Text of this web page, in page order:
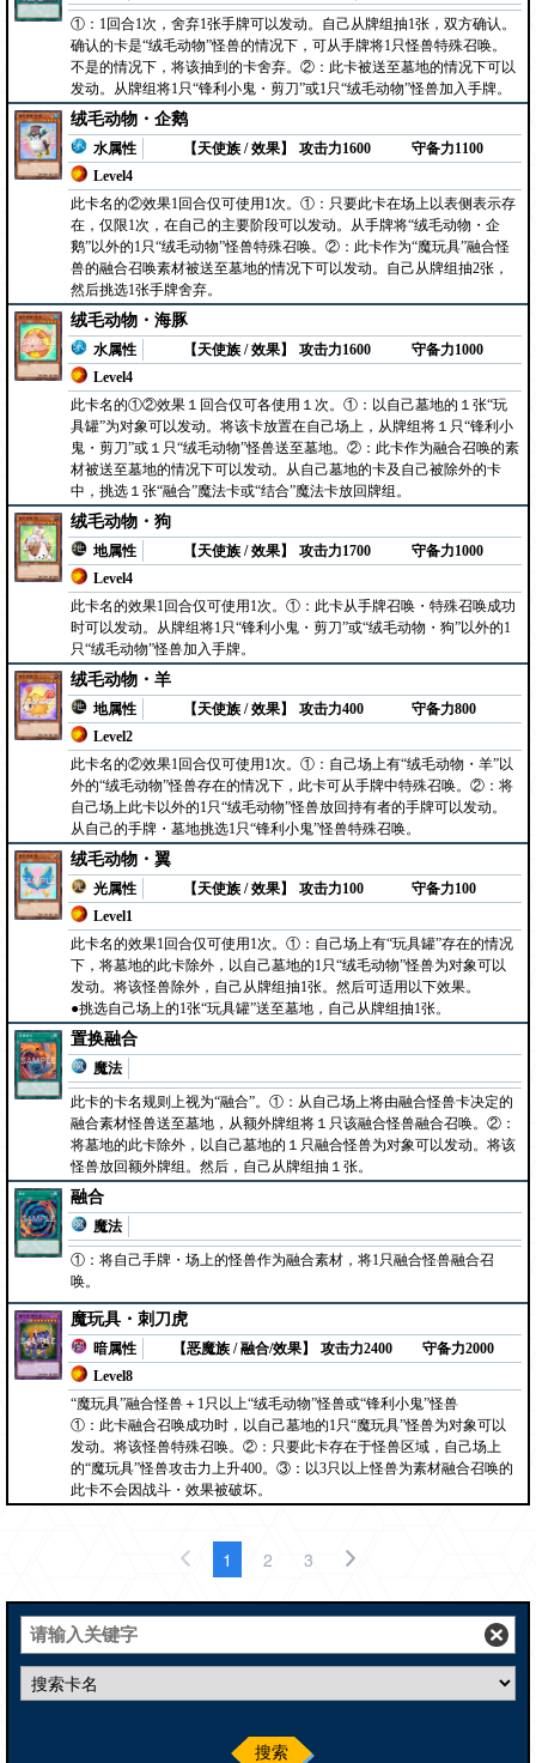
①：1回合1次，舍弃1张手牌可以发动。自己从牌组抽1张，双方确认。
确认的卡是“绒毛动物”怪兽的情况下，可从手牌将1只怪兽特殊召唤。
不是的情况下，将该抽到的卡舍弃。②：此卡被送至墓地的情况下可以
发动。从牌组将1只“锋利小鬼・剪刀”或1只“绒毛动物”怪兽加入手牌。
绒毛动物・企鹅
水属性
【天使族 / 效果】
Level4
攻击力1600 守备力1100
此卡名的②效果1回合仅可使用1次。①：只要此卡在场上以表侧表示存
在，仅限1次，在自己的主要阶段可以发动。从手牌将“绒毛动物・企
鹅”以外的1只“绒毛动物”怪兽特殊召唤。②：此卡作为“魔玩具”融合怪
兽的融合召唤素材被送至墓地的情况下可以发动。自己从牌组抽2张，
然后挑选1张手牌舍弃。
绒毛动物・海豚
水属性
【天使族 / 效果】
Level4
攻击力1600 守备力1000
此卡名的①②效果１回合仅可各使用１次。①：以自己墓地的１张“玩
具罐”为对象可以发动。将该卡放置在自己场上，从牌组将１只“锋利小
鬼・剪刀”或１只“绒毛动物”怪兽送至墓地。②：此卡作为融合召唤的素
材被送至墓地的情况下可以发动。从自己墓地的卡及自己被除外的卡
中，挑选１张“融合”魔法卡或“结合”魔法卡放回牌组。
绒毛动物・狗
地属性
【天使族 / 效果】
Level4
攻击力1700 守备力1000
此卡名的效果1回合仅可使用1次。①：此卡从手牌召唤・特殊召唤成功
时可以发动。从牌组将1只“锋利小鬼・剪刀”或“绒毛动物・狗”以外的1
只“绒毛动物”怪兽加入手牌。
绒毛动物・羊
地属性
【天使族 / 效果】
Level2
攻击力400 守备力800
此卡名的②效果1回合仅可使用1次。①：自己场上有“绒毛动物・羊”以
外的“绒毛动物”怪兽存在的情况下，此卡可从手牌中特殊召唤。②：将
自己场上此卡以外的1只“绒毛动物”怪兽放回持有者的手牌可以发动。
从自己的手牌・墓地挑选1只“锋利小鬼”怪兽特殊召唤。
绒毛动物・翼
光属性
【天使族 / 效果】
Level1
攻击力100 守备力100
此卡名的效果1回合仅可使用1次。①：自己场上有“玩具罐”存在的情况
下，将墓地的此卡除外，以自己墓地的1只“绒毛动物”怪兽为对象可以
发动。将该怪兽除外，自己从牌组抽1张。然后可适用以下效果。
●挑选自己场上的1张“玩具罐”送至墓地，自己从牌组抽1张。
置换融合
魔法
此卡的卡名规则上视为“融合”。①：从自己场上将由融合怪兽卡决定的
融合素材怪兽送至墓地，从额外牌组将１只该融合怪兽融合召唤。②：
将墓地的此卡除外，以自己墓地的１只融合怪兽为对象可以发动。将该
怪兽放回额外牌组。然后，自己从牌组抽１张。
融合
魔法
①：将自己手牌・场上的怪兽作为融合素材，将1只融合怪兽融合召
唤。
魔玩具・刺刀虎
暗属性
【恶魔族 / 融合/效果】
Level8
攻击力2400 守备力2000
“魔玩具”融合怪兽＋1只以上“绒毛动物”怪兽或“锋利小鬼”怪兽
①：此卡融合召唤成功时，以自己墓地的1只“魔玩具”怪兽为对象可以
发动。将该怪兽特殊召唤。②：只要此卡存在于怪兽区域，自己场上
的“魔玩具”怪兽攻击力上升400。③：以3只以上怪兽为素材融合召唤的
此卡不会因战斗・效果被破坏。
1 2 3
搜索